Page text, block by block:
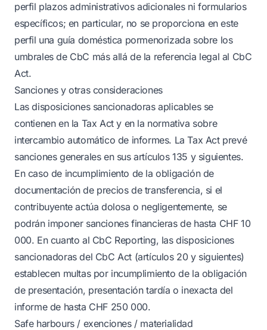
perfil plazos administrativos adicionales ni formularios
específicos; en particular, no se proporciona en este
perfil una guía doméstica pormenorizada sobre los
umbrales de CbC más allá de la referencia legal al CbC
Act.
Sanciones y otras consideraciones
Las disposiciones sancionadoras aplicables se
contienen en la Tax Act y en la normativa sobre
intercambio automático de informes. La Tax Act prevé
sanciones generales en sus artículos 135 y siguientes.
En caso de incumplimiento de la obligación de
documentación de precios de transferencia, si el
contribuyente actúa dolosa o negligentemente, se
podrán imponer sanciones financieras de hasta CHF 10
000. En cuanto al CbC Reporting, las disposiciones
sancionadoras del CbC Act (artículos 20 y siguientes)
establecen multas por incumplimiento de la obligación
de presentación, presentación tardía o inexacta del
informe de hasta CHF 250 000.
Safe harbours / exenciones / materialidad